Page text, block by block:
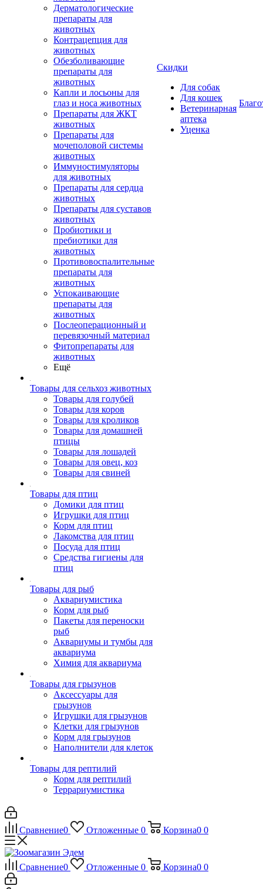
Дерматологические
препараты для
животных
Контрацепция для
животных
Обезболивающие
препараты для
животных
Капли и лосьоны для
глаз и носа животных
Препараты для ЖКТ
животных
Препараты для
мочеполовой системы
животных
Иммуностимуляторы
для животных
Препараты для сердца
животных
Препараты для суставов
животных
Пробиотики и
пребиотики для
животных
Противовоспалительные
препараты для
животных
Успокаивающие
препараты для
животных
Послеоперационный и
перевязочный материал
Фитопрепараты для
животных
Ещё
Товары для сельхоз животных
Товары для голубей
Товары для коров
Товары для кроликов
Товары для домашней
птицы
Товары для лошадей
Товары для овец, коз
Товары для свиней
Товары для птиц
Домики для птиц
Игрушки для птиц
Корм для птиц
Лакомства для птиц
Посуда для птиц
Средства гигиены для
птиц
Товары для рыб
Аквариумистика
Корм для рыб
Пакеты для переноски
рыб
Аквариумы и тумбы для
аквариума
Химия для аквариума
Товары для грызунов
Аксессуары для
грызунов
Игрушки для грызунов
Клетки для грызунов
Корм для грызунов
Наполнители для клеток
Товары для рептилий
Корм для рептилий
Террариумистика
Скидки
Для собак
Для кошек
Ветеринарная
аптека
Уценка
Сравнение0 Отложенные 0 Корзина0 0
Сравнение0 Отложенные 0 Корзина0 0